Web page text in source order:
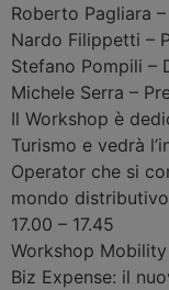
Roberto Pagliara –
Nardo Filippetti –
Stefano Pompili –
Michele Serra –
Il Workshop è
Turismo e vedrà
Operator che si
mondo
17.00 – 17.45
Workshop Mobility
Biz Expense: il